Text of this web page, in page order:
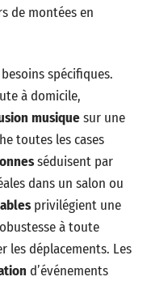
de montées en
spécifiques.
à domicile,
musiquesur une
toutes les cases
séduisent par
dans un salon ou
privilégient une
à toute
les déplacements. Les
d’événements